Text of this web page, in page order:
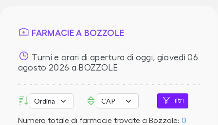
FARMACIE A BOZZOLE
Turni e orari di apertura di oggi, giovedì 06
agosto 2026 a BOZZOLE
Filtri
Numero totale di farmacie trovate a Bozzole: 0